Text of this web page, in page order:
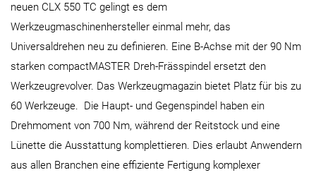
neuen CLX 550 TC gelingt es dem
Werkzeugmaschinenhersteller einmal mehr, das
Universaldrehen neu zu definieren. Eine B-Achse mit der 90 Nm
starken compactMASTER Dreh-Frässpindel ersetzt den
Werkzeugrevolver. Das Werkzeugmagazin bietet Platz für bis zu
60 Werkzeuge. Die Haupt- und Gegenspindel haben ein
Drehmoment von 700 Nm, während der Reitstock und eine
Lünette die Ausstattung komplettieren. Dies erlaubt Anwendern
aus allen Branchen eine effiziente Fertigung komplexer